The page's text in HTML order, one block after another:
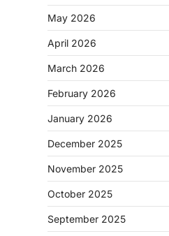
May 2026
April 2026
March 2026
February 2026
January 2026
December 2025
November 2025
October 2025
September 2025